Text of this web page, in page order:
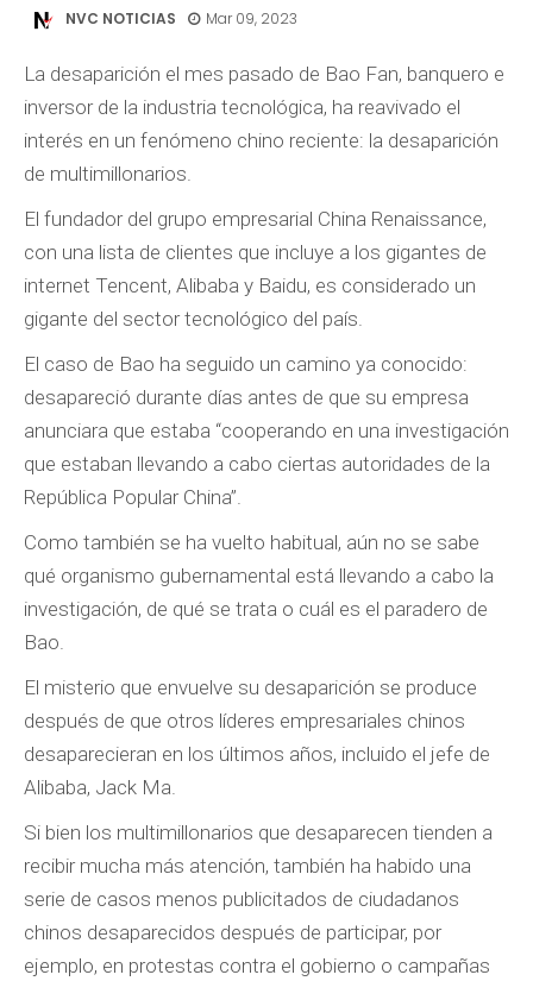
NVC NOTICIAS Mar 09, 2023
La desaparición el mes pasado de Bao Fan, banquero e
inversor de la industria tecnológica, ha reavivado el
interés en un fenómeno chino reciente: la desaparición
de multimillonarios.
El fundador del grupo empresarial China Renaissance,
con una lista de clientes que incluye a los gigantes de
internet Tencent, Alibaba y Baidu, es considerado un
gigante del sector tecnológico del país.
El caso de Bao ha seguido un camino ya conocido:
desapareció durante días antes de que su empresa
anunciara que estaba “cooperando en una investigación
que estaban llevando a cabo ciertas autoridades de la
República Popular China”.
Como también se ha vuelto habitual, aún no se sabe
qué organismo gubernamental está llevando a cabo la
investigación, de qué se trata o cuál es el paradero de
Bao.
El misterio que envuelve su desaparición se produce
después de que otros líderes empresariales chinos
desaparecieran en los últimos años, incluido el jefe de
Alibaba, Jack Ma.
Si bien los multimillonarios que desaparecen tienden a
recibir mucha más atención, también ha habido una
serie de casos menos publicitados de ciudadanos
chinos desaparecidos después de participar, por
ejemplo, en protestas contra el gobierno o campañas